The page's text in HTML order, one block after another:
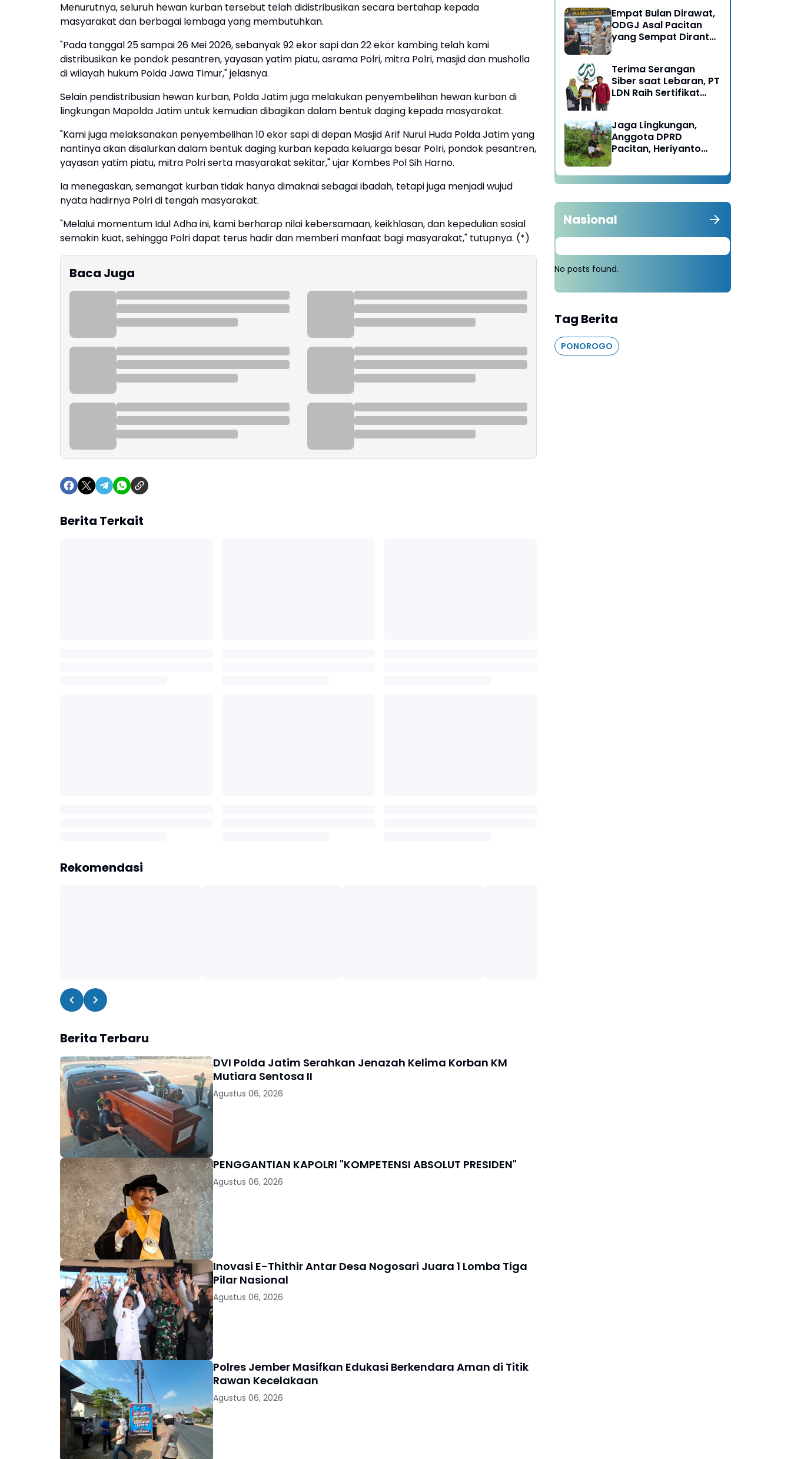
Menurutnya, seluruh hewan kurban tersebut telah didistribusikan secara bertahap kepada
masyarakat dan berbagai lembaga yang membutuhkan.
"Pada tanggal 25 sampai 26 Mei 2026, sebanyak 92 ekor sapi dan 22 ekor kambing telah kami
distribusikan ke pondok pesantren, yayasan yatim piatu, asrama Polri, mitra Polri, masjid dan musholla
di wilayah hukum Polda Jawa Timur," jelasnya.
Selain pendistribusian hewan kurban, Polda Jatim juga melakukan penyembelihan hewan kurban di
lingkungan Mapolda Jatim untuk kemudian dibagikan dalam bentuk daging kepada masyarakat.
"Kami juga melaksanakan penyembelihan 10 ekor sapi di depan Masjid Arif Nurul Huda Polda Jatim yang
nantinya akan disalurkan dalam bentuk daging kurban kepada keluarga besar Polri, pondok pesantren,
yayasan yatim piatu, mitra Polri serta masyarakat sekitar," ujar Kombes Pol Sih Harno.
Ia menegaskan, semangat kurban tidak hanya dimaknai sebagai ibadah, tetapi juga menjadi wujud
nyata hadirnya Polri di tengah masyarakat.
"Melalui momentum Idul Adha ini, kami berharap nilai kebersamaan, keikhlasan, dan kepedulian sosial
semakin kuat, sehingga Polri dapat terus hadir dan memberi manfaat bagi masyarakat," tutupnya. (*)
Baca Juga
Berita Terkait
Rekomendasi
Berita Terbaru
DVI Polda Jatim Serahkan Jenazah Kelima Korban KM
Mutiara Sentosa II
Agustus 06, 2026
PENGGANTIAN KAPOLRI "KOMPETENSI ABSOLUT PRESIDEN"
Agustus 06, 2026
Inovasi E-Thithir Antar Desa Nogosari Juara 1 Lomba Tiga
Pilar Nasional
Agustus 06, 2026
Polres Jember Masifkan Edukasi Berkendara Aman di Titik
Rawan Kecelakaan
Agustus 06, 2026
Rehabilitasi
Empat Bulan Dirawat,
ODGJ Asal Pacitan
yang Sempat Dirantai
Terima Serangan
Siber saat Lebaran, PT
LDN Raih Sertifikat
Karesidenan Madiun
Raya
Jaga Lingkungan,
Anggota DPRD
Pacitan, Heriyanto
Tebang 100 Pohon
diganti Tanam 1000
Nasional
No posts found.
Tag Berita
PONOROGO